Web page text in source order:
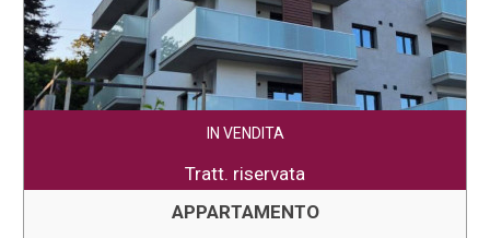
IN VENDITA
Tratt. riservata
APPARTAMENTO